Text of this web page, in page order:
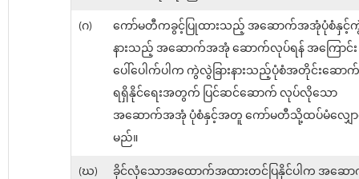
(ဂ)
ကော်မတီကခွင့်ပြုထားသည့် အဆောက်အအုံပုံစံနှင့်ကွဲ
နားသည့် အဆောက်အအုံ ဆောက်လုပ်ရန် အကြောင်း
ပေါ်ပေါက်ပါက ကွဲလွဲခြားနားသည့်ပုံစံအတိုင်းဆော
ရရှိနိုင်ရေးအတွက် ပြင်ဆင်ဆောက် လုပ်လို​သော
အဆောက်အအုံ ပုံစံနှင့်အတူ ကော်မတီသို့ထပ်မံလျှော
မည်။
(ဃ)
ခိုင်လုံသောအထောက်အထားတင်ပြနိုင်ပါက အဆေ